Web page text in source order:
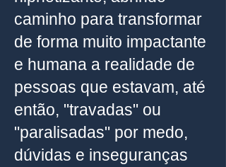
caminho para transformar
de forma muito impactante
e humana a realidade de
pessoas que estavam, até
então, "travadas" ou
"paralisadas" por medo,
dúvidas e inseguranças